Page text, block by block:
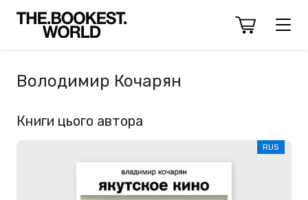
Володимир Кочарян
Книги цього автора
RUS